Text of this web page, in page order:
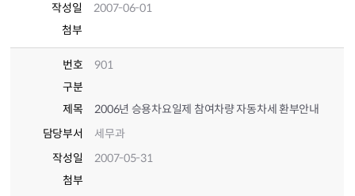
작성일
2007-06-01
첨부
번호
901
구분
제목
2006년 승용차요일제 참여차량 자동차세 환부안내
담당부서
세무과
작성일
2007-05-31
첨부